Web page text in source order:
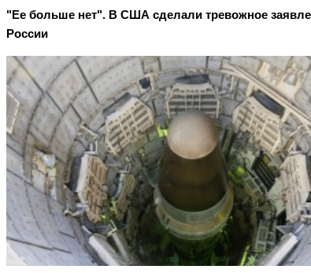
"Ее больше нет". В США сделали тревожное
России